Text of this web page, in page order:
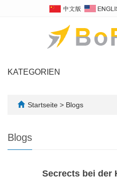
KATEGORIEN
Startseite > Blogs
Blogs
Secrects bei der